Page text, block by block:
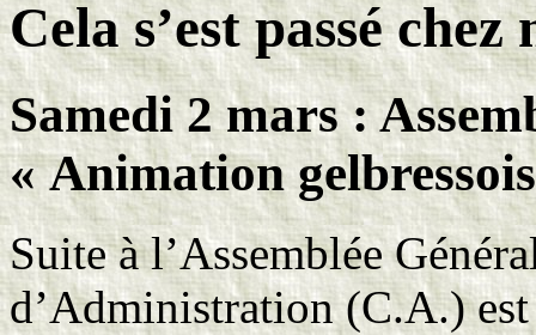
Cela s’est passé
Samedi 2 mars :
« Animation
Suite à l’Assemblée
d’Administration (C.A.)